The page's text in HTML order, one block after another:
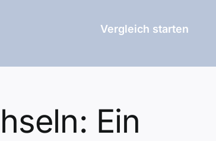
Vergleich starten
Ein